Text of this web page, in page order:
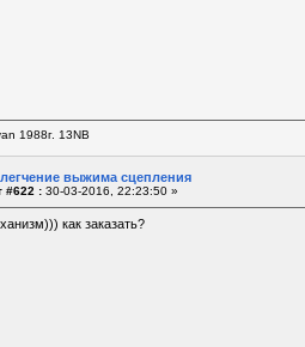
1988г. 13NB
выжима сцепления
#622 : 30-03-2016, 22:23:50 »
как заказать?